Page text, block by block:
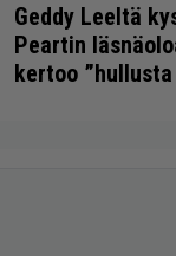
Geddy Leeltä
Peartin
kertoo